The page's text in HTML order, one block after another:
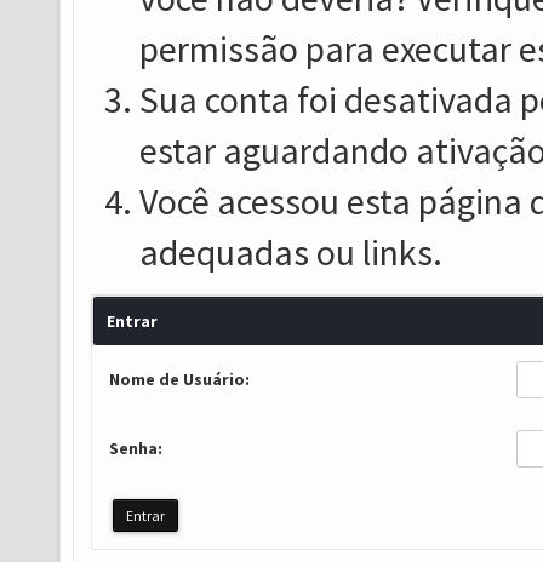
permissão para executar
Sua conta foi desativada
estar aguardando
Você acessou esta
adequadas ou links.
Entrar
Nome de Usuário:
Senha: